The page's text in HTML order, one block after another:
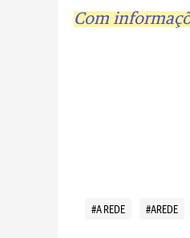
Com
#A REDE #AREDE